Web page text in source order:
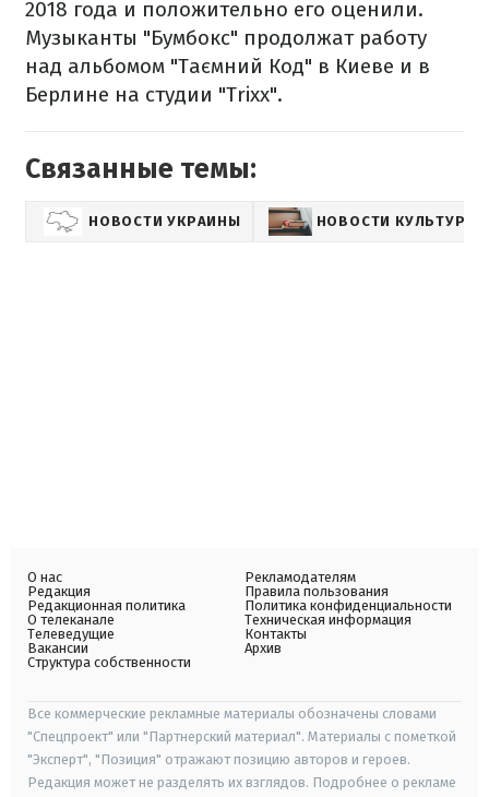
2018 года и положительно его оценили.
Музыканты "Бумбокс" продолжат работу
над альбомом "Таємний Код" в Киеве и в
Берлине на студии "Trixx".
Связанные темы:
НОВОСТИ УКРАИНЫ НОВОСТИ КУЛЬТУРЫ
О нас
Редакция
Редакционная политика
О телеканале
Телеведущие
Вакансии
Структура собственности
Рекламодателям
Правила пользования
Политика конфиденциальности
Техническая информация
Контакты
Архив
Все коммерческие рекламные материалы обозначены словами
"Спецпроект" или "Партнерский материал". Материалы с пометкой
"Эксперт", "Позиция" отражают позицию авторов и героев.
Редакция может не разделять их взглядов. Подробнее о рекламе